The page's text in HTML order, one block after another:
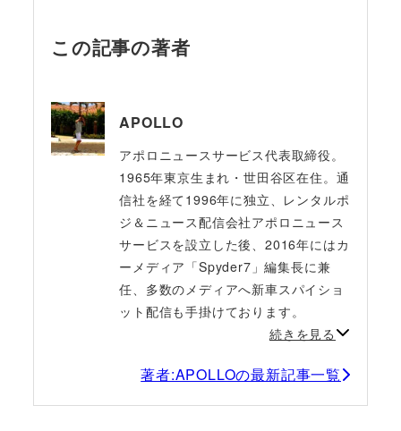
この記事の著者
APOLLO
アポロニュースサービス代表取締役。
1965年東京生まれ・世田谷区在住。通
信社を経て1996年に独立、レンタルポ
ジ＆ニュース配信会社アポロニュース
サービスを設立した後、2016年にはカ
ーメディア「Spyder7」編集長に兼
任、多数のメディアへ新車スパイショ
ット配信も手掛けております。
続きを見る
著者:APOLLOの最新記事一覧